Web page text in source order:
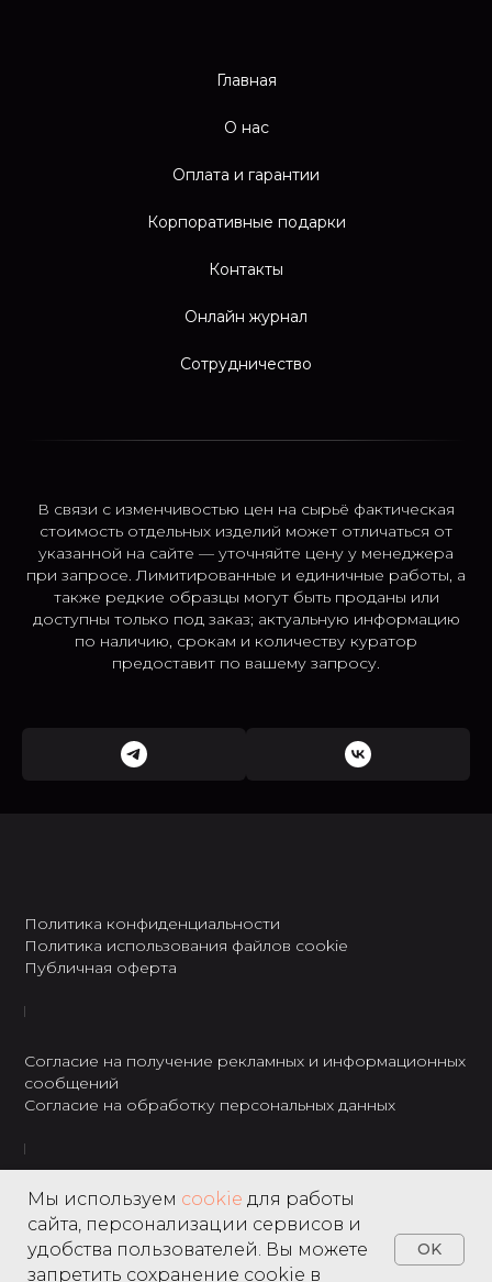
Главная
О нас
Оплата и гарантии
Корпоративные подарки
Контакты
Онлайн журнал
Сотрудничество
В связи с изменчивостью цен на сырьё фактическая
стоимость отдельных изделий может отличаться от
указанной на сайте — уточняйте цену у менеджера
при запросе. Лимитированные и единичные работы, а
также редкие образцы могут быть проданы или
доступны только под заказ; актуальную информацию
по наличию, срокам и количеству куратор
предоставит по вашему запросу.
Политика конфиденциальности
Политика использования файлов cookie
Публичная оферта
Согласие на получение рекламных и информационных
сообщений
Согласие на обработку персональных данных
ИП Городецкий А.Г.
ИНН: 237301234120
8 495 122 22 49
Мы используем cookie для работы
сайта, персонализации сервисов и
удобства пользователей. Вы можете
запретить сохранение cookie в
OK